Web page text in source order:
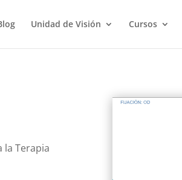
Unidad de Visión Cursos
la Terapia